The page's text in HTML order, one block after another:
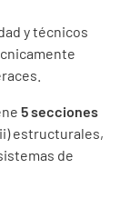
y técnicos
5 secciones
estructurales,
de
o de